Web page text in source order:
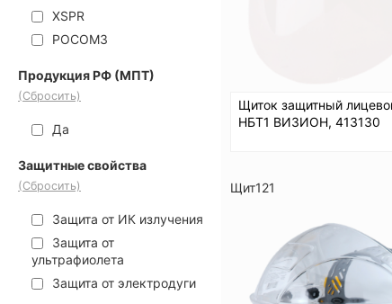
XSPR
РОСОМЗ
Продукция РФ (МПТ)
(Сбросить)
Да
Защитные свойства
(Сбросить)
Защита от ИК излучения
Защита от
ультрафиолета
Защита от электродуги
Щиток защитный
НБТ1 ВИЗИОН, 413130
Щит121